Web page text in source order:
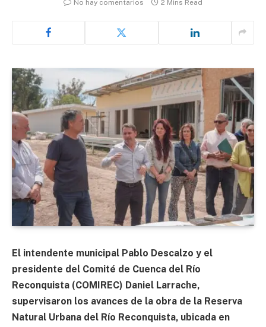
No hay comentarios
2 Mins Read
El intendente municipal Pablo Descalzo y el
presidente del Comité de Cuenca del Río
Reconquista (COMIREC) Daniel Larrache,
supervisaron los avances de la obra de la Reserva
Natural Urbana del Río Reconquista, ubicada en